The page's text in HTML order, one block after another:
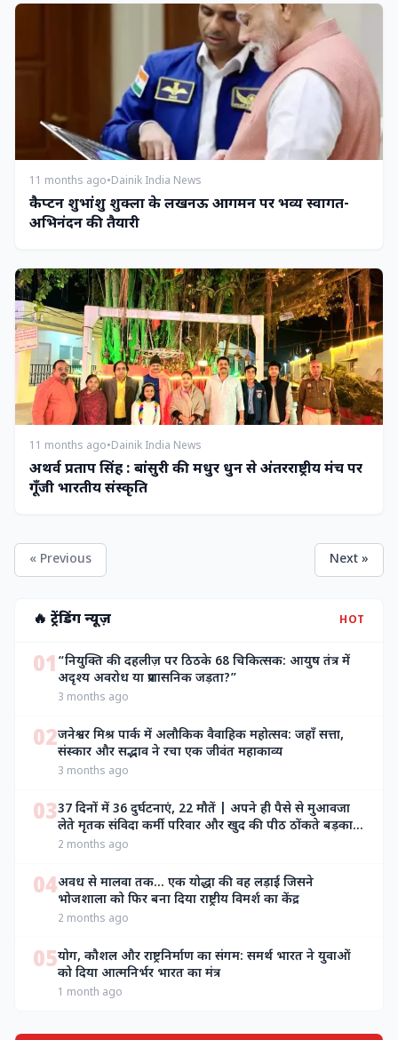
11 months ago•Dainik India News
कैप्टन शुभांशु शुक्ला के लखनऊ आगमन पर भव्य स्वागत-
अभिनंदन की तैयारी
11 months ago•Dainik India News
अथर्व प्रताप सिंह : बांसुरी की मधुर धुन से अंतरराष्ट्रीय मंच पर
गूँजी भारतीय संस्कृति
« Previous Next »
🔥 ट्रेंडिंग न्यूज़ HOT
01 “नियुक्ति की दहलीज़ पर ठिठके 68 चिकित्सक: आयुष तंत्र में
अदृश्य अवरोध या प्रशासनिक जड़ता?”
3 months ago
02जनेश्वर मिश्र पार्क में अलौकिक वैवाहिक महोत्सव: जहाँ सत्ता,
संस्कार और सद्भाव ने रचा एक जीवंत महाकाव्य
3 months ago
0337 दिनों में 36 दुर्घटनाएं, 22 मौतें | अपने ही पैसे से मुआवजा
लेते मृतक संविदा कर्मी परिवार और खुद की पीठ ठोंकते बड़का
बाबू लोग
2 months ago
04अवध से मालवा तक… एक योद्धा की वह लड़ाई जिसने
भोजशाला को फिर बना दिया राष्ट्रीय विमर्श का केंद्र
2 months ago
05योग, कौशल और राष्ट्रनिर्माण का संगम: समर्थ भारत ने युवाओं
को दिया आत्मनिर्भर भारत का मंत्र
1 month ago